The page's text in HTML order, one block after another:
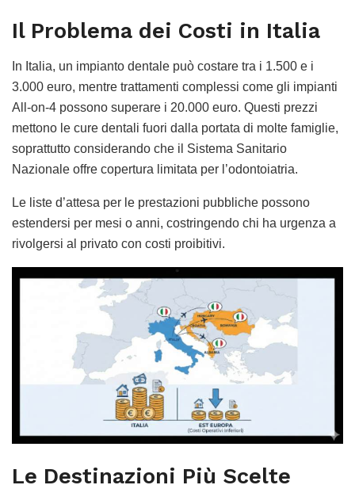
Il Problema dei Costi in Italia
In Italia, un impianto dentale può costare tra i 1.500 e i
3.000 euro, mentre trattamenti complessi come gli impianti
All-on-4 possono superare i 20.000 euro. Questi prezzi
mettono le cure dentali fuori dalla portata di molte famiglie,
soprattutto considerando che il Sistema Sanitario
Nazionale offre copertura limitata per l’odontoiatria.
Le liste d’attesa per le prestazioni pubbliche possono
estendersi per mesi o anni, costringendo chi ha urgenza a
rivolgersi al privato con costi proibitivi.
Le Destinazioni Più Scelte